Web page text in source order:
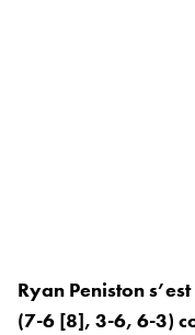
Ryan Peniston
(7-6 [8], 3-6, 6-3)